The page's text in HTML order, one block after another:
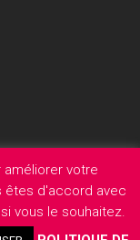
votre
êtes d'accord avec
vous le souhaitez.